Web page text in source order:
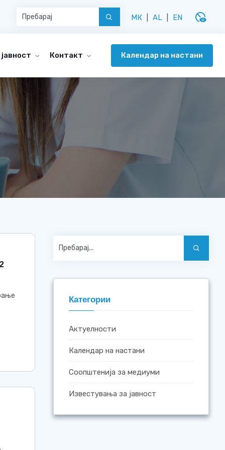
МК AL EN disabled_visible
Контакт Календар на настани
Категории
Актуелности
Календар на настани
Соопштенија за медиуми
Известувања за јавност